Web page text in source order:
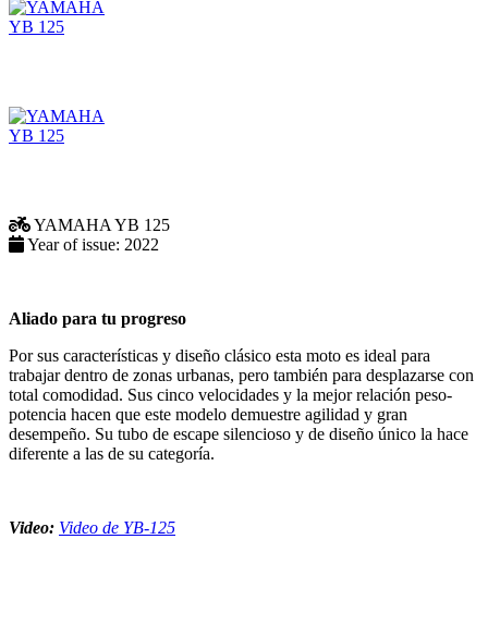
YAMAHA YB 125
Year of issue: 2022
Aliado para tu progreso
Por sus características y diseño clásico esta moto es ideal para
trabajar dentro de zonas urbanas, pero también para desplazarse con
total comodidad. Sus cinco velocidades y la mejor relación peso-
potencia hacen que este modelo demuestre agilidad y gran
desempeño. Su tubo de escape silencioso y de diseño único la hace
diferente a las de su categoría.
Video: Video de YB-125